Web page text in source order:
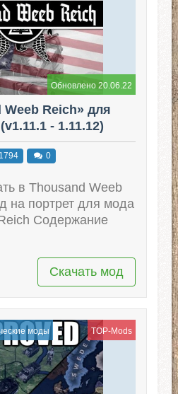
Обновлено 20.06.22
Reich» для
- 1.11.12)
1794 0
в Thousand Weeb
на портрет для мода
Содержание
Скачать мод
моды TOP-Mods